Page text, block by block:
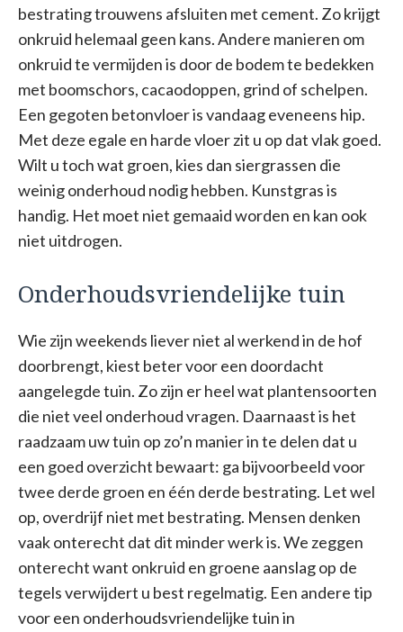
bestrating trouwens afsluiten met cement. Zo krijgt
onkruid helemaal geen kans. Andere manieren om
onkruid te vermijden is door de bodem te bedekken
met boomschors, cacaodoppen, grind of schelpen.
Een gegoten betonvloer is vandaag eveneens hip.
Met deze egale en harde vloer zit u op dat vlak goed.
Wilt u toch wat groen, kies dan siergrassen die
weinig onderhoud nodig hebben. Kunstgras is
handig. Het moet niet gemaaid worden en kan ook
niet uitdrogen.
Onderhoudsvriendelijke tuin
Wie zijn weekends liever niet al werkend in de hof
doorbrengt, kiest beter voor een doordacht
aangelegde tuin. Zo zijn er heel wat plantensoorten
die niet veel onderhoud vragen. Daarnaast is het
raadzaam uw tuin op zo’n manier in te delen dat u
een goed overzicht bewaart: ga bijvoorbeeld voor
twee derde groen en één derde bestrating. Let wel
op, overdrijf niet met bestrating. Mensen denken
vaak onterecht dat dit minder werk is. We zeggen
onterecht want onkruid en groene aanslag op de
tegels verwijdert u best regelmatig. Een andere tip
voor een onderhoudsvriendelijke tuin in